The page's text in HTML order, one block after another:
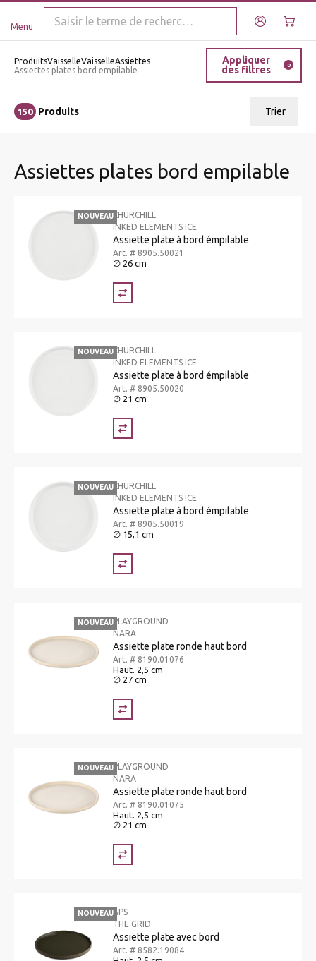
Menu
ProduitsVaisselleVaisselleAssiettes
Assiettes plates bord empilable
Appliquer
des filtres
0
150 Produits Trier
Prix le plus bas
Nom A - Z
Nom Z - A
Assiettes plates bord empilable
NOUVEAUCHURCHILL
INKED ELEMENTS ICE
Assiette plate à bord émpilable
Art. # 8905.50021
∅ 26 cm
NOUVEAUCHURCHILL
INKED ELEMENTS ICE
Assiette plate à bord émpilable
Art. # 8905.50020
∅ 21 cm
NOUVEAUCHURCHILL
INKED ELEMENTS ICE
Assiette plate à bord émpilable
Art. # 8905.50019
∅ 15,1 cm
NOUVEAUPLAYGROUND
NARA
Assiette plate ronde haut bord
Art. # 8190.01076
Haut. 2,5 cm
∅ 27 cm
NOUVEAUPLAYGROUND
NARA
Assiette plate ronde haut bord
Art. # 8190.01075
Haut. 2,5 cm
∅ 21 cm
NOUVEAUAPS
THE GRID
Assiette plate avec bord
Art. # 8582.19084